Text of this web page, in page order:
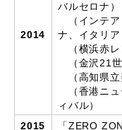
2014
バルセロナ）
（インテア
ナ、イタリア
（横浜赤レ
（金沢21世
（高知県立
（香港ニュ
ィバル）
2015
「ZERO